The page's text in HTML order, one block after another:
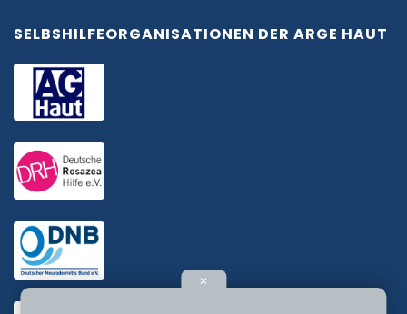
SELBSHILFEORGANISATIONEN DER ARGE HAUT
✕